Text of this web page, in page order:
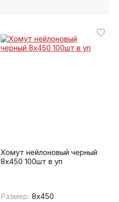
Хомут нейлоновый черный
8х450 100шт в уп
Размер: 8х450